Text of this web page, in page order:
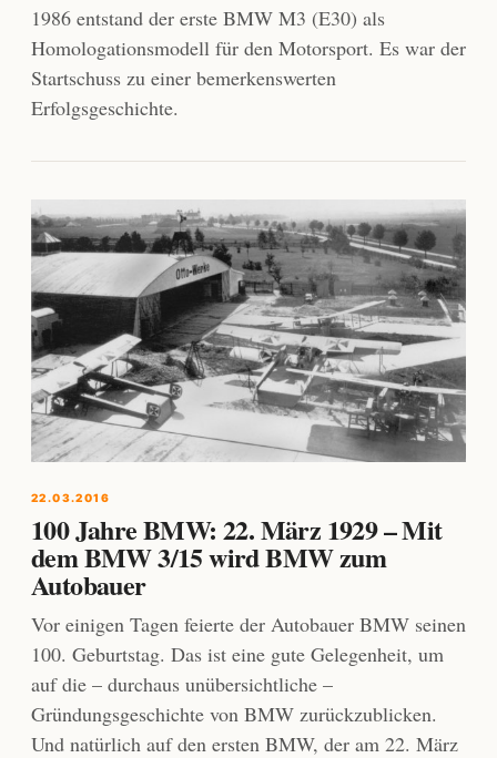
1986 entstand der erste BMW M3 (E30) als
Homologationsmodell für den Motorsport. Es war der
Startschuss zu einer bemerkenswerten
Erfolgsgeschichte.
22.03.2016
100 Jahre BMW: 22. März 1929 – Mit
dem BMW 3/15 wird BMW zum
Autobauer
Vor einigen Tagen feierte der Autobauer BMW seinen
100. Geburtstag. Das ist eine gute Gelegenheit, um
auf die – durchaus unübersichtliche –
Gründungsgeschichte von BMW zurückzublicken.
Und natürlich auf den ersten BMW, der am 22. März